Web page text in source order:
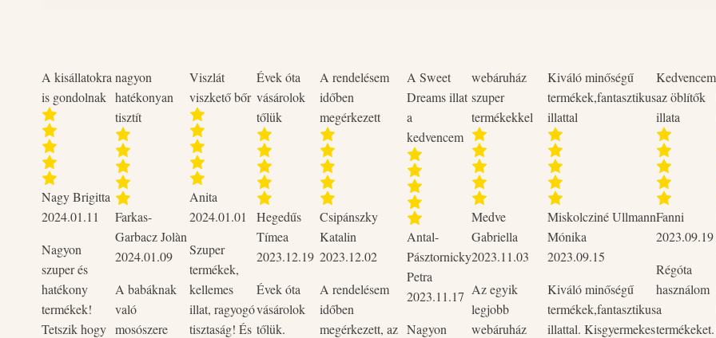
-Magyar termék
-Újratölthető flakon
A Naturcleaning White Snow öblítő koncentrátum puhává, kényelmes tapintásúvá varázsolja
ruháidat és hosszan tartó kellemes illattal kápráztat el. Élvezd, ahogy a gyengéd, kellemes
érzést keltő illat átjárja ruháidat és felpezsdít.
Naturcleaning öblítőink szárítógép használata után is kellemes illatú ruhákat biztosíthatnak
akár heteken át.
Az öblítő hipoallergén, foszfátmentes, klórmentes, parabénmentes, állatkísérlet mentes,
pálmaolaj mentes, vegán, természetes összetevőkből készült (szójabab). Biológiailag jól
lebomló felületaktív anyagokat tartalmaz.
Természetes növényi eredetű összetételének köszönhetően nem szennyezi a környezetet. Nem
terheli élővizeinket, hiszen biológiailag teljesen lebomlik.
A kisállatokra
is gondolnak
Nagy Brigitta
2024.01.11
Nagyon
szuper és
hatékony
termékek!
Tetszik hogy
nagyon
hatékonyan
tisztít
Farkas-
Garbacz Jolàn
2024.01.09
A babáknak
való
mosószere
Viszlát
viszkető bőr
Anita
2024.01.01
Szuper
termékek,
kellemes
illat, ragyogó
tisztaság! És
Évek óta
vásárolok
tőlük
Hegedűs
Tímea
2023.12.19
Évek óta
vásárolok
tőlük.
A rendelésem
időben
megérkezett
Csipánszky
Katalin
2023.12.02
A rendelésem
időben
megérkezett, az
A Sweet
Dreams illat
a
kedvencem
Antal-
Pásztornicky
Petra
2023.11.17
Nagyon
webáruház
szuper
termékekkel
Medve
Gabriella
2023.11.03
Az egyik
legjobb
webáruház
Kiváló minőségű
termékek,fantasztikus
illattal
Miskolcziné Ullmann
Mónika
2023.09.15
Kiváló minőségű
termékek,fantasztikus
illattal. Kisgyermekes
Kedvencem
az öblítők
illata
Fanni
2023.09.19
Régóta
használom
a
termékeket.